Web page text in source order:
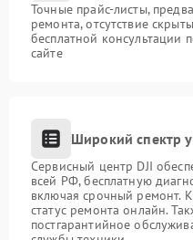
Точные прайс-листы,
ремонта, отсутствие
бесплатной консультации
сайте
Широкий спектр
Сервисный центр DJI
всей РФ, бесплатную
включая срочный ремонт.
статус ремонта онлайн.
постгарантийное